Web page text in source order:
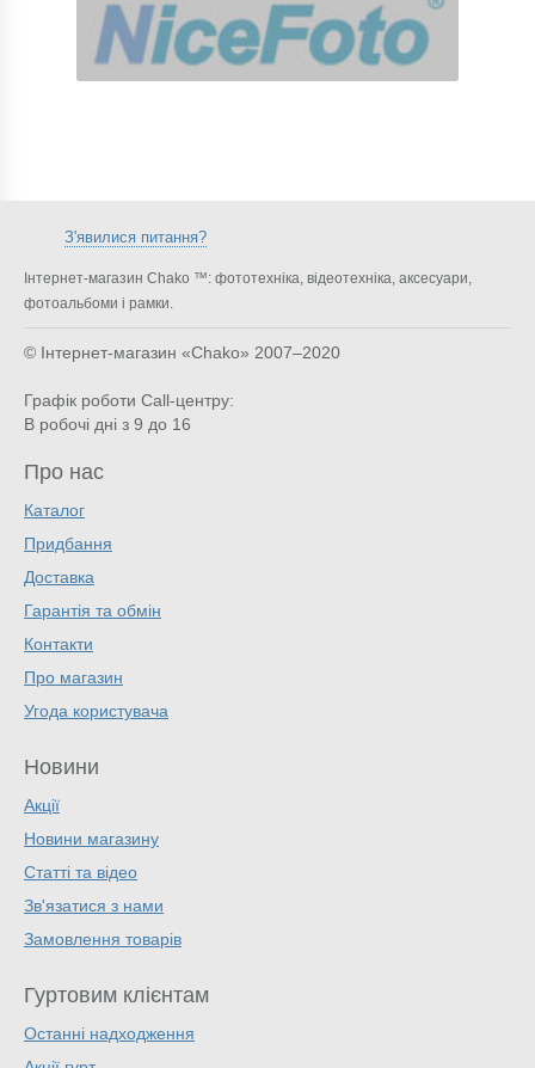
З'явилися питання?
Інтернет-магазин Chako ™: фототехніка, відеотехніка, аксесуари,
фотоальбоми і рамки.
© Інтернет-магазин «Chako» 2007–2020
Графік роботи Call-центру:
В робочі дні з 9 до 16
Про нас
Каталог
Придбання
Доставка
Гарантія та обмін
Контакти
Про магазин
Угода користувача
Новини
Акції
Новини магазину
Статті та відео
Зв'язатися з нами
Замовлення товарів
Гуртовим клієнтам
Останні надходження